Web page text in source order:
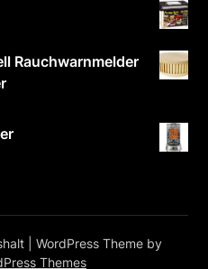
Rauchwarnmelder
| WordPress Theme by
Themes